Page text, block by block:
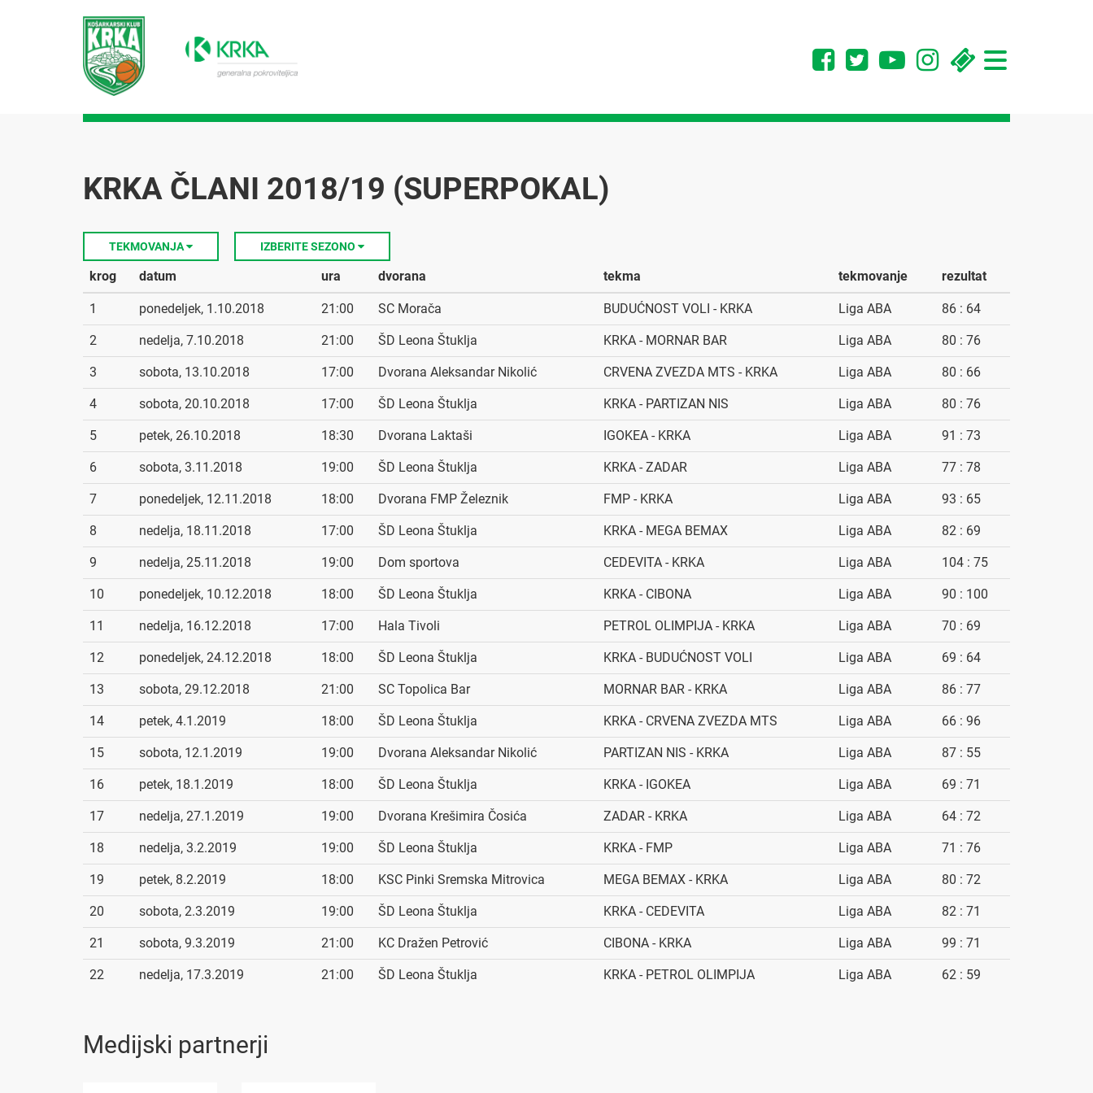
Toggle
navigation
KRKA ČLANI 2018/19 (SUPERPOKAL)
TEKMOVANJA IZBERITE SEZONO
krog datum ura dvorana tekma tekmovanje rezultat
1 ponedeljek, 1.10.2018 21:00 SC Morača BUDUĆNOST VOLI - KRKA Liga ABA 86 : 64
2 nedelja, 7.10.2018 21:00 ŠD Leona Štuklja KRKA - MORNAR BAR Liga ABA 80 : 76
3 sobota, 13.10.2018 17:00 Dvorana Aleksandar Nikolić CRVENA ZVEZDA MTS - KRKA Liga ABA 80 : 66
4 sobota, 20.10.2018 17:00 ŠD Leona Štuklja KRKA - PARTIZAN NIS Liga ABA 80 : 76
5 petek, 26.10.2018 18:30 Dvorana Laktaši IGOKEA - KRKA Liga ABA 91 : 73
6 sobota, 3.11.2018 19:00 ŠD Leona Štuklja KRKA - ZADAR Liga ABA 77 : 78
7 ponedeljek, 12.11.2018 18:00 Dvorana FMP Železnik FMP - KRKA Liga ABA 93 : 65
8 nedelja, 18.11.2018 17:00 ŠD Leona Štuklja KRKA - MEGA BEMAX Liga ABA 82 : 69
9 nedelja, 25.11.2018 19:00 Dom sportova CEDEVITA - KRKA Liga ABA 104 : 75
10 ponedeljek, 10.12.2018 18:00 ŠD Leona Štuklja KRKA - CIBONA Liga ABA 90 : 100
11 nedelja, 16.12.2018 17:00 Hala Tivoli PETROL OLIMPIJA - KRKA Liga ABA 70 : 69
12 ponedeljek, 24.12.2018 18:00 ŠD Leona Štuklja KRKA - BUDUĆNOST VOLI Liga ABA 69 : 64
13 sobota, 29.12.2018 21:00 SC Topolica Bar MORNAR BAR - KRKA Liga ABA 86 : 77
14 petek, 4.1.2019 18:00 ŠD Leona Štuklja KRKA - CRVENA ZVEZDA MTS Liga ABA 66 : 96
15 sobota, 12.1.2019 19:00 Dvorana Aleksandar Nikolić PARTIZAN NIS - KRKA Liga ABA 87 : 55
16 petek, 18.1.2019 18:00 ŠD Leona Štuklja KRKA - IGOKEA Liga ABA 69 : 71
17 nedelja, 27.1.2019 19:00 Dvorana Krešimira Čosića ZADAR - KRKA Liga ABA 64 : 72
18 nedelja, 3.2.2019 19:00 ŠD Leona Štuklja KRKA - FMP Liga ABA 71 : 76
19 petek, 8.2.2019 18:00 KSC Pinki Sremska Mitrovica MEGA BEMAX - KRKA Liga ABA 80 : 72
20 sobota, 2.3.2019 19:00 ŠD Leona Štuklja KRKA - CEDEVITA Liga ABA 82 : 71
21 sobota, 9.3.2019 21:00 KC Dražen Petrović CIBONA - KRKA Liga ABA 99 : 71
22 nedelja, 17.3.2019 21:00 ŠD Leona Štuklja KRKA - PETROL OLIMPIJA Liga ABA 62 : 59
Medijski partnerji